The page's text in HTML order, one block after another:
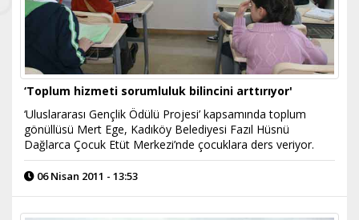
‘Toplum hizmeti sorumluluk bilincini arttırıyor'
‘Uluslararası Gençlik Ödülü Projesi’ kapsamında toplum
gönüllüsü Mert Ege, Kadıköy Belediyesi Fazıl Hüsnü
Dağlarca Çocuk Etüt Merkezi’nde çocuklara ders veriyor.
06 Nisan 2011 - 13:53